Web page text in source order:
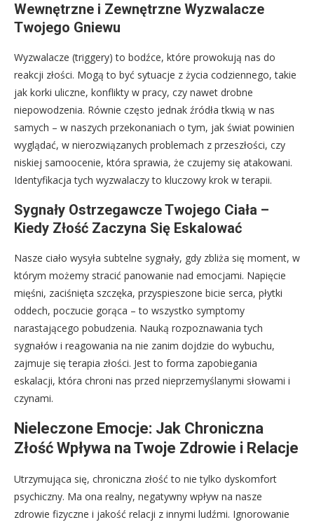
Wewnętrzne i Zewnętrzne Wyzwalacze
Twojego Gniewu
Wyzwalacze (triggery) to bodźce, które prowokują nas do
reakcji złości. Mogą to być sytuacje z życia codziennego, takie
jak korki uliczne, konflikty w pracy, czy nawet drobne
niepowodzenia. Równie często jednak źródła tkwią w nas
samych – w naszych przekonaniach o tym, jak świat powinien
wyglądać, w nierozwiązanych problemach z przeszłości, czy
niskiej samoocenie, która sprawia, że czujemy się atakowani.
Identyfikacja tych wyzwalaczy to kluczowy krok w terapii.
Sygnały Ostrzegawcze Twojego Ciała –
Kiedy Złość Zaczyna Się Eskalować
Nasze ciało wysyła subtelne sygnały, gdy zbliża się moment, w
którym możemy stracić panowanie nad emocjami. Napięcie
mięśni, zaciśnięta szczęka, przyspieszone bicie serca, płytki
oddech, poczucie gorąca – to wszystko symptomy
narastającego pobudzenia. Nauką rozpoznawania tych
sygnałów i reagowania na nie zanim dojdzie do wybuchu,
zajmuje się terapia złości. Jest to forma zapobiegania
eskalacji, która chroni nas przed nieprzemyślanymi słowami i
czynami.
Nieleczone Emocje: Jak Chroniczna
Złość Wpływa na Twoje Zdrowie i Relacje
Utrzymująca się, chroniczna złość to nie tylko dyskomfort
psychiczny. Ma ona realny, negatywny wpływ na nasze
zdrowie fizyczne i jakość relacji z innymi ludźmi. Ignorowanie